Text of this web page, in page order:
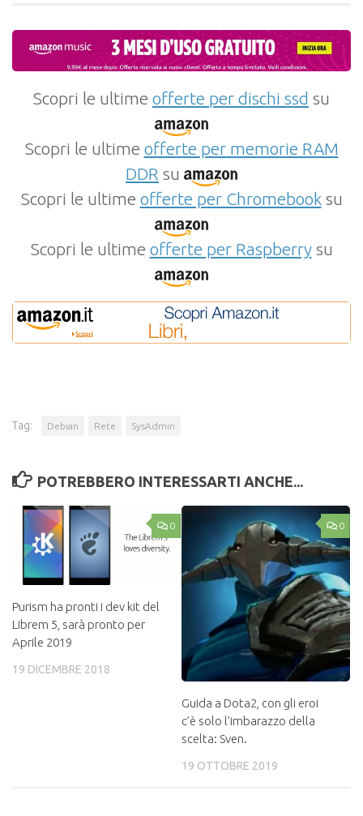
Scopri le ultime offerte per dischi ssd su
Scopri le ultime offerte per memorie RAM
DDR su
Scopri le ultime offerte per Chromebooksu
Scopri le ultime offerte per Raspberrysu
Tag: Debian Rete SysAdmin
POTREBBERO INTERESSARTI ANCHE...
0
Purism ha pronti i dev kit del
Librem 5, sarà pronto per
Aprile 2019
19 DICEMBRE 2018
0
Guida a Dota2, con gli eroi
c’è solo l’imbarazzo della
scelta: Sven.
19 OTTOBRE 2019